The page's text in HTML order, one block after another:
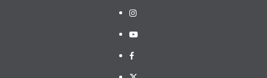
Instagram
Youtube
Facebook
X